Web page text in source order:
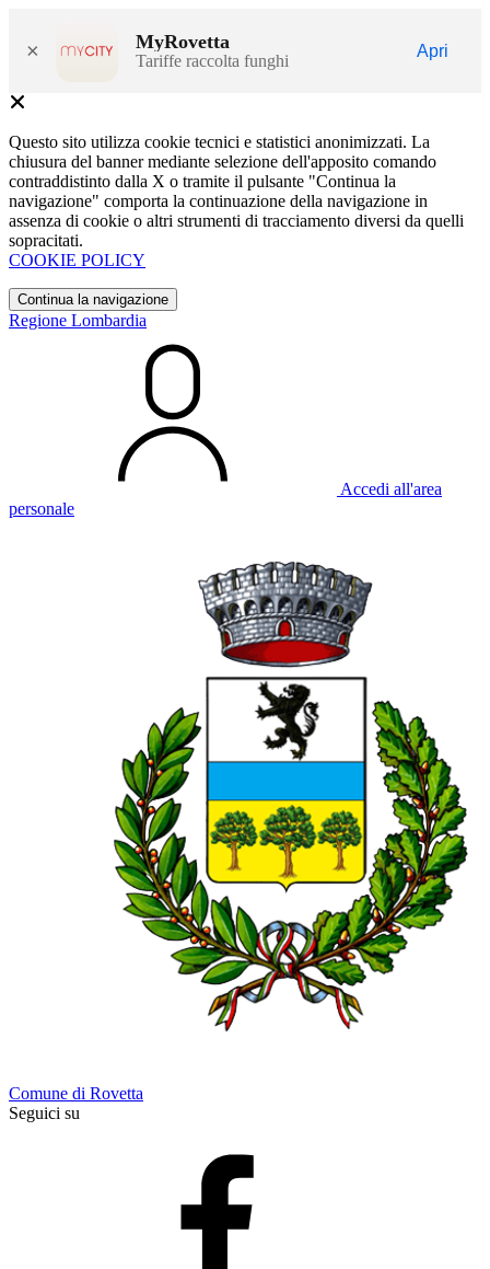
× MyRovetta
Tariffe raccolta funghi
Apri
Questo sito utilizza cookie tecnici e statistici anonimizzati. La
chiusura del banner mediante selezione dell'apposito comando
contraddistinto dalla X o tramite il pulsante "Continua la
navigazione" comporta la continuazione della navigazione in
assenza di cookie o altri strumenti di tracciamento diversi da quelli
sopracitati.
COOKIE POLICY
Continua la navigazione
Regione Lombardia
Accedi all'area
personale
Comune di Rovetta
Seguici su